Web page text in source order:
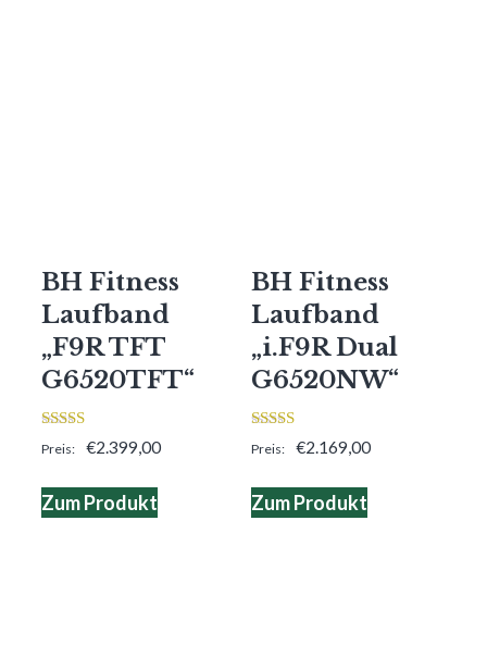
BH Fitness
Laufband
„F9R TFT
G6520TFT“
3.00
von 5
€2.399,00
Zum Produkt
BH Fitness
Laufband
„i.F9R Dual
G6520NW“
3.00
von 5
€2.169,00
Zum Produkt